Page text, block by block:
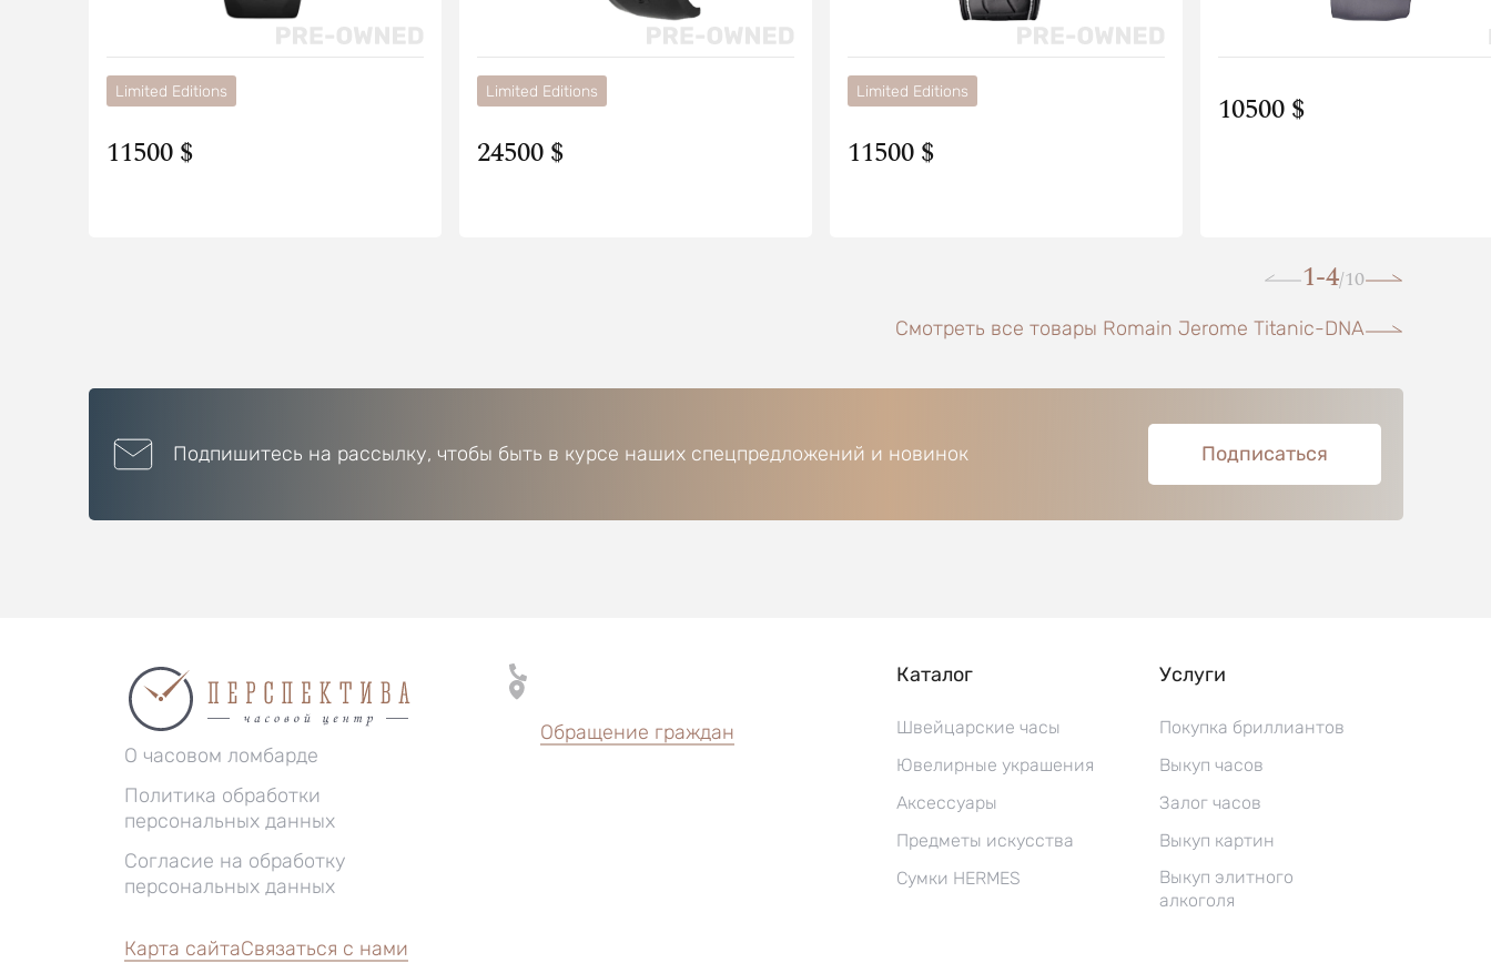
Limited Editions
11500 $
Limited Editions
24500 $
Limited Editions
11500 $
10500 $
1-4/10
Смотреть все товары Romain Jerome Titanic-DNA
Подпишитесь на рассылку, чтобы быть в курсе наших спецпредложений и новинок Подписаться
О часовом ломбарде
Политика обработки
персональных данных
Согласие на обработку
персональных данных
Обращение граждан
Каталог
Швейцарские часы
Ювелирные украшения
Аксессуары
Предметы искусства
Сумки HERMES
Услуги
Покупка бриллиантов
Выкуп часов
Залог часов
Выкуп картин
Выкуп элитного
алкоголя
Карта сайтаСвязаться с нами